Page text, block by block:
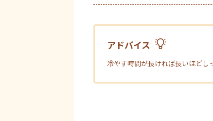
アドバイス
冷やす時間が長ければ長いほどし